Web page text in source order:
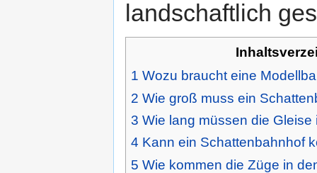
landschaftlich
1 Wozu braucht eine
2 Wie groß muss ein
3 Wie lang müssen die
4 Kann ein Schattenbahnhof
5 Wie kommen die Züge in